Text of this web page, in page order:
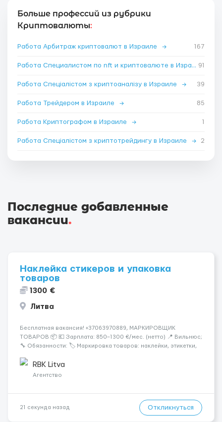
Больше профессий из рубрики
Криптовалюты:
Работа Арбитраж криптовалют в Израиле → 167
Работа Специалистом по nft и криптовалюте в Израиле 91
Работа Спеціалістом з криптоаналізу в Израиле → 39
Работа Трейдером в Израиле → 85
Работа Криптографом в Израиле → 1
Работа Спеціалістом з криптотрейдингу в Израиле → 2
Последние добавленные
вакансии.
Наклейка стикеров и упаковка
товаров
1300 €
Литва
Бесплатная вакансия! +37063970889, МАРКИРОВЩИК
ТОВАРОВ 📦 💶 Зарплата: 850–1300 €/мес. (нетто) 📍 Вильнюс;
🔧 Обязанности: 🏷️ Маркировка товаров: наклейки, этикетки,
косметика и др. 👨‍🏫 Всему обучаем на месте — опы...
RBK Litva
Агентство
21 секунда назад Откликнуться